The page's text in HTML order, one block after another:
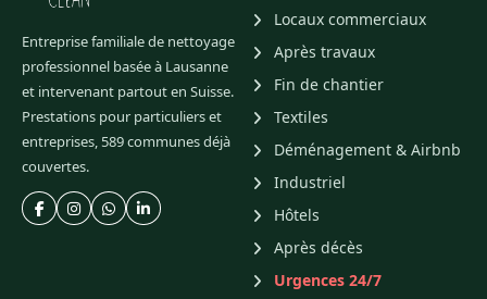
Entreprise familiale de nettoyage
professionnel basée à Lausanne
et intervenant partout en Suisse.
Prestations pour particuliers et
entreprises, 589 communes déjà
couvertes.
Locaux commerciaux
Après travaux
Fin de chantier
Textiles
Déménagement & Airbnb
Industriel
Hôtels
Après décès
Urgences 24/7